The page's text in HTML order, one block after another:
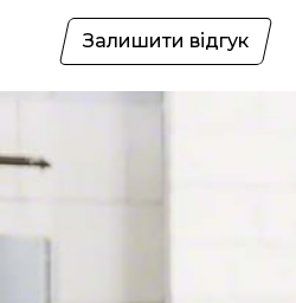
Залишити відгук